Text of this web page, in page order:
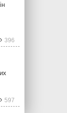
396
597